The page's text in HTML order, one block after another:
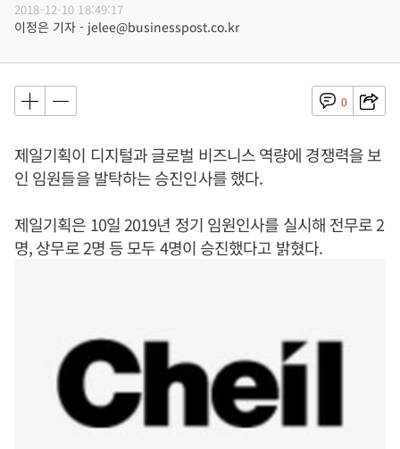
2018-12-10 18:49:17
이정은 기자 - jelee@businesspost.co.kr
0
제일기획이 디지털과 글로벌 비즈니스 역량에 경쟁력을 보
인 임원들을 발탁하는 승진인사를 했다.
제일기획은 10일 2019년 정기 임원인사를 실시해 전무로 2
명, 상무로 2명 등 모두 4명이 승진했다고 밝혔다.